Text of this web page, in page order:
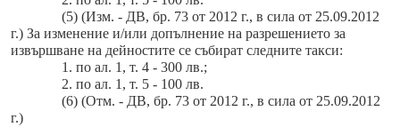
(5) (Изм. - ДВ, бр. 73 от 2012 г., в сила от 25.09.2012
г.) За изменение и/или допълнение на разрешението за
извършване на дейностите се събират следните такси:
1. по ал. 1, т. 4 - 300 лв.;
2. по ал. 1, т. 5 - 100 лв.
(6) (Отм. - ДВ, бр. 73 от 2012 г., в сила от 25.09.2012
г.)